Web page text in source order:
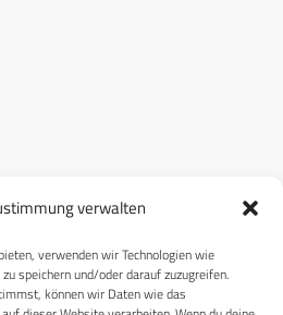
verwalten
verwenden wir Technologien wie
speichern und/oder darauf zuzugreifen.
können wir Daten wie das